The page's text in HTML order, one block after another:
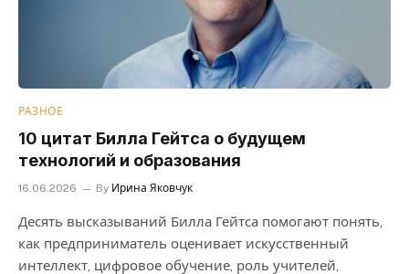
РАЗНОЕ
10 цитат Билла Гейтса о будущем
технологий и образования
16.06.2026 By Ирина Яковчук
Десять высказываний Билла Гейтса помогают понять,
как предприниматель оценивает искусственный
интеллект, цифровое обучение, роль учителей,